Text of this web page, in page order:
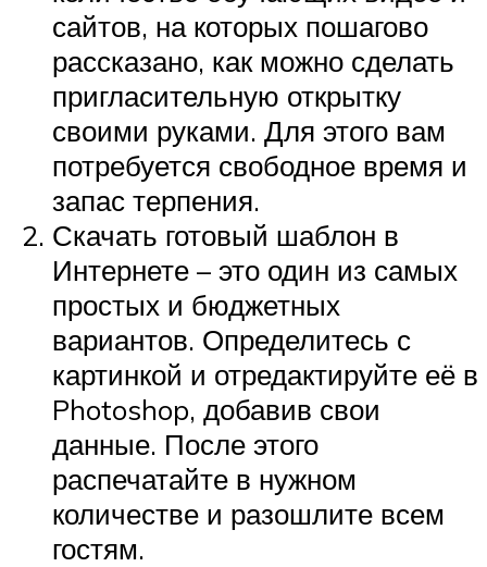
сайтов, на которых пошагово
рассказано, как можно сделать
пригласительную открытку
своими руками. Для этого вам
потребуется свободное время и
запас терпения.
Скачать готовый шаблон в
Интернете – это один из самых
простых и бюджетных
вариантов. Определитесь с
картинкой и отредактируйте её в
Photoshop, добавив свои
данные. После этого
распечатайте в нужном
количестве и разошлите всем
гостям.